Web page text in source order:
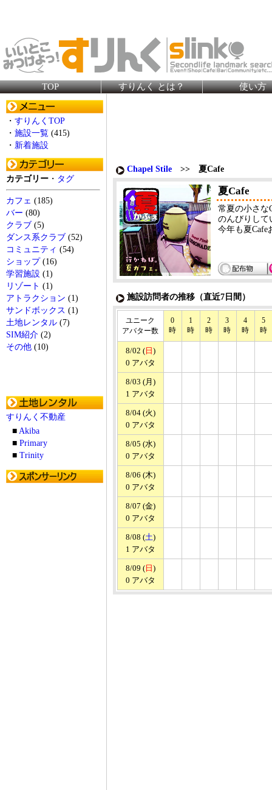
TOP すりんく とは？ 使い方
・ すりんくTOP
・ 施設一覧 (415)
・ 新着施設
カテゴリー ・ タグ
カフェ (185)
バー (80)
クラブ (5)
ダンス系クラブ (52)
コミュニティ (54)
ショップ(16)
学習施設 (1)
リゾート (1)
アトラクション (1)
サンドボックス (1)
土地レンタル (7)
SIM紹介 (2)
その他 (10)
すりんく不動産
■ Akiba
■ Primary
■ Trinity
Chapel Stile >> 夏Cafe
夏Cafe
常夏の小さな
のんびりして
今年も夏Cafe
施設訪問者の推移（直近7日間）
ユニーク
アバター数
0
時
1
時
2
時
3
時
4
時
5
時
8/02 ( 日 )
0 アバタ
8/03 (月)
1 アバタ
8/04 (火)
0 アバタ
8/05 (水)
0 アバタ
8/06 (木)
0 アバタ
8/07 (金)
0 アバタ
8/08 (土)
1 アバタ
8/09 ( 日 )
0 アバタ